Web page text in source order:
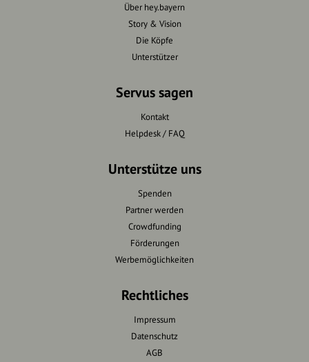
Über hey.bayern
Story & Vision
Die Köpfe
Unterstützer
Servus sagen
Kontakt
Helpdesk / FAQ
Unterstütze uns
Spenden
Partner werden
Crowdfunding
Förderungen
Werbemöglichkeiten
Rechtliches
Impressum
Datenschutz
AGB